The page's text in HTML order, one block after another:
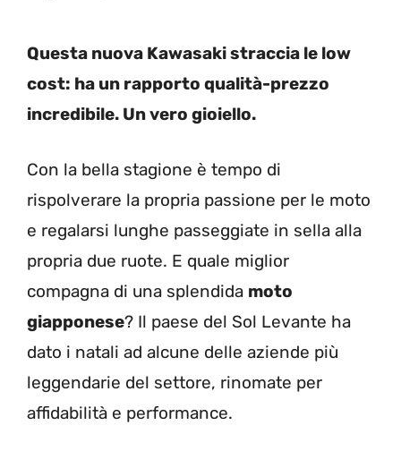
Questa nuova Kawasaki straccia le low
cost: ha un rapporto qualità-prezzo
incredibile. Un vero gioiello.
Con la bella stagione è tempo di
rispolverare la propria passione per le moto
e regalarsi lunghe passeggiate in sella alla
propria due ruote. E quale miglior
compagna di una splendida moto
giapponese? Il paese del Sol Levante ha
dato i natali ad alcune delle aziende più
leggendarie del settore, rinomate per
affidabilità e performance.